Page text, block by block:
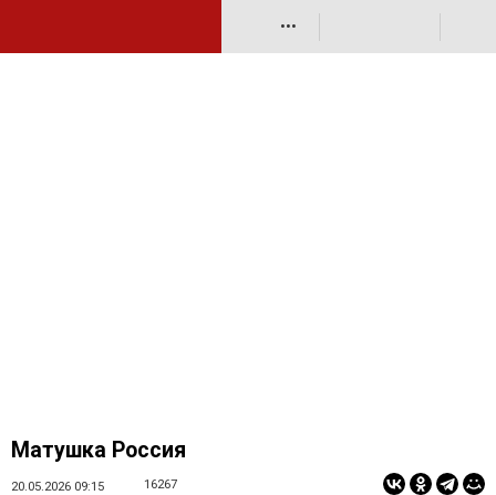
•••
Матушка Россия
20.05.2026 09:15 16267